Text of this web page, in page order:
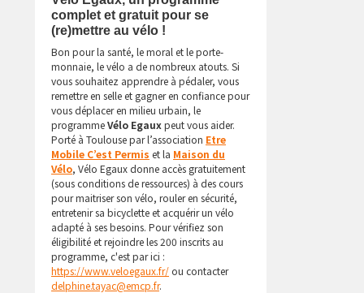
complet et gratuit pour se
(re)mettre au vélo !
Bon pour la santé, le moral et le porte-
monnaie, le vélo a de nombreux atouts. Si
vous souhaitez apprendre à pédaler, vous
remettre en selle et gagner en confiance pour
vous déplacer en milieu urbain, le
programmeVélo Egauxpeut vous aider.
Porté à Toulouse par l’association Etre
Mobile C’est Permis et la Maison du
Vélo, Vélo Egaux donne accès gratuitement
(sous conditions de ressources) à des cours
pour maitriser son vélo, rouler en sécurité,
entretenir sa bicyclette et acquérir un vélo
adapté à ses besoins. Pour vérifiez son
éligibilité et rejoindre les 200 inscrits au
programme, c'est par ici :
https://www.veloegaux.fr/ ou contacter
delphine.tayac@emcp.fr.